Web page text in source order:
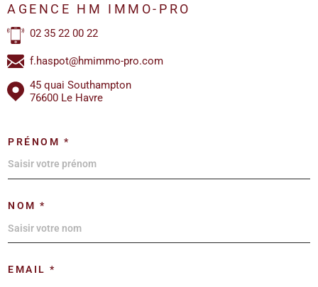
AGENCE HM IMMO-PRO
02 35 22 00 22
f.haspot@hmimmo-pro.com
45 quai Southampton
76600 Le Havre
PRÉNOM *
NOM *
EMAIL *